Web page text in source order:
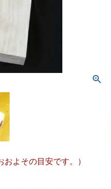
よその目安です。）